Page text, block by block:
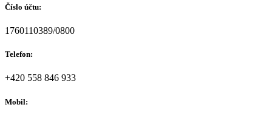
Číslo účtu:
1760110389/0800
Telefon:
+420 558 846 933
Mobil: